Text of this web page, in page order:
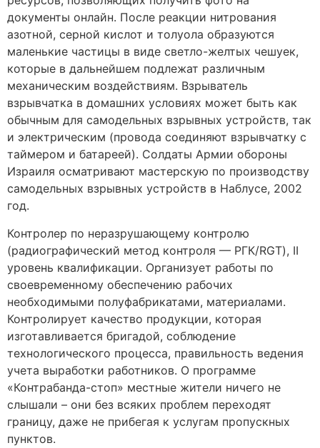
документы онлайн. После реакции нитрования
азотной, серной кислот и толуола образуются
маленькие частицы в виде светло-желтых чешуек,
которые в дальнейшем подлежат различным
механическим воздействиям. Взрыватель
взрывчатка в домашних условиях может быть как
обычным для самодельных взрывных устройств, так
и электрическим (провода соединяют взрывчатку с
таймером и батареей). Солдаты Армии обороны
Израиля осматривают мастерскую по производству
самодельных взрывных устройств в Наблусе, 2002
год.
Контролер по неразрушающему контролю
(радиографический метод контроля — РГК/RGT), II
уровень квалификации. Организует работы по
своевременному обеспечению рабочих
необходимыми полуфабрикатами, материалами.
Контролирует качество продукции, которая
изготавливается бригадой, соблюдение
технологического процесса, правильность ведения
учета выработки работников. О программе
«Контрабанда-стоп» местные жители ничего не
слышали – они без всяких проблем переходят
границу, даже не прибегая к услугам пропускных
пунктов.